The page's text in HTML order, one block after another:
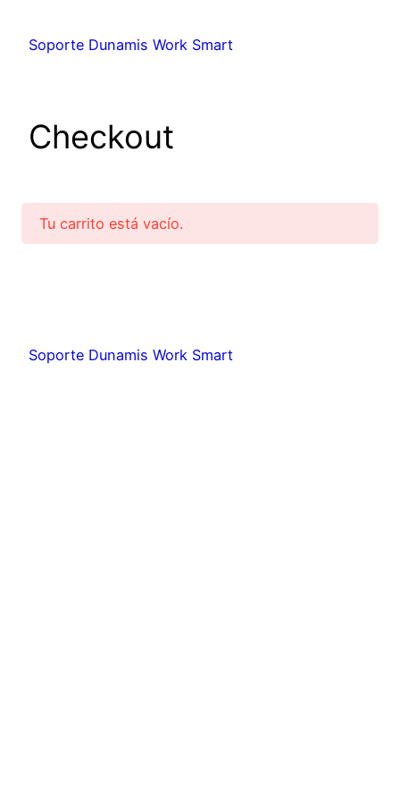
Soporte Dunamis Work Smart
Checkout
Tu carrito está vacío.
Soporte Dunamis Work Smart